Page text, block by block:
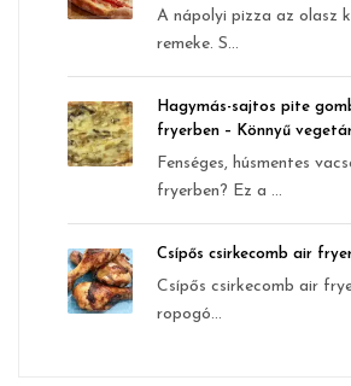
A nápolyi pizza az olasz
remeke. S...
Hagymás-sajtos pite
fryerben – Könnyű
Fenséges, húsmentes
fryerben? Ez a ...
Csípős csirkecomb air
Csípős csirkecomb air
ropogó...